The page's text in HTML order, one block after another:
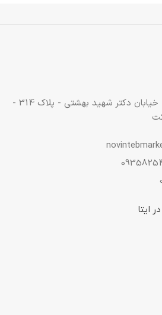
ایران - اصفهان - شهرضا - خیابان دکتر شهید بهشتی - پلاک 314 -
ایتا